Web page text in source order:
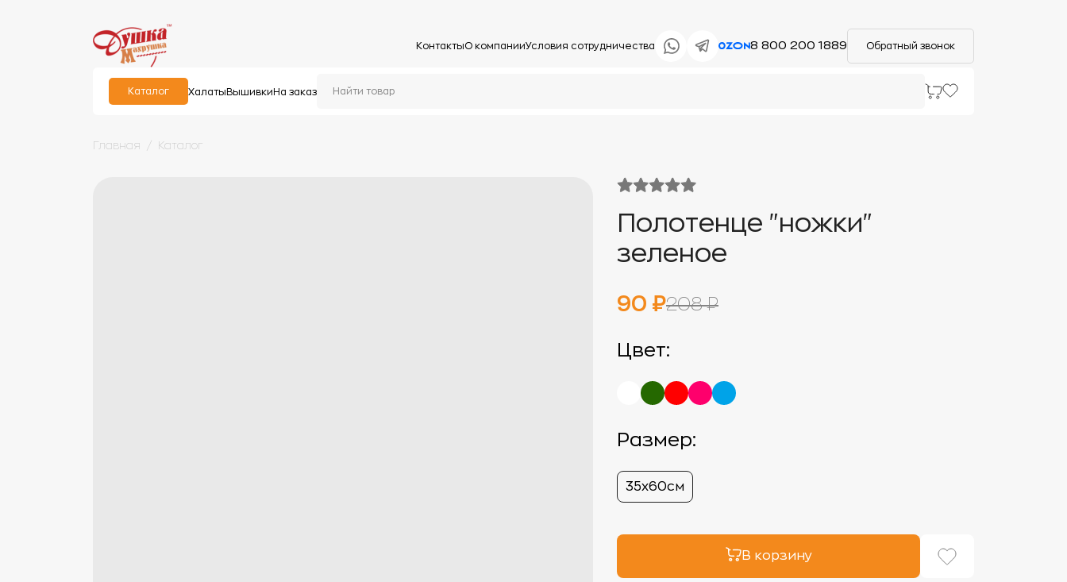
КонтактыО компанииУсловия сотрудничества 8 800 200 1889 Обратный звонок
Каталог Халаты Вышивки На заказ
Главная Каталог
Полотенце "ножки"
зеленое
90 ₽208 ₽
Цвет:
Размер:
35х60см
В корзину